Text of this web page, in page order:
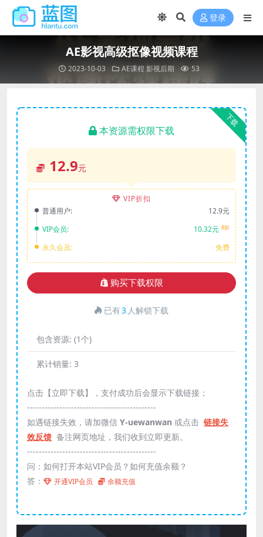
登录
AE影视高级抠像视频课程
2023-10-03 AE课程 影视后期 53
下载
本资源需权限下载
12.9元
VIP折扣
普通用户:
12.9元
VIP会员:
10.32元 8折
永久会员: 免费
购买下载权限
已有3 人解锁下载
包含资源: (1个)
累计销量: 3
点击【立即下载】，支付成功后会显示下载链接；
--------------------------------------------
如遇链接失效，请加微信 Y-uewanwan 或点击 链接失
效反馈 备注网页地址，我们收到立即更新。
--------------------------------------------
问：如何打开本站VIP会员？如何充值余额？
答：
开通VIP会员 余额充值